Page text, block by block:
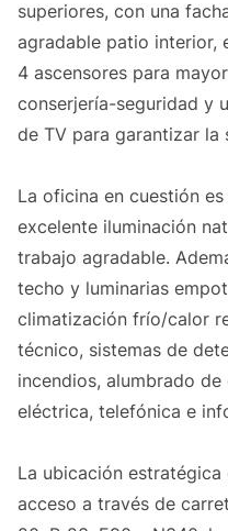
superiores, con una
agradable patio interior,
4 ascensores para
conserjería-seguridad y
de TV para garantizar la
La oficina en cuestión
excelente iluminación
trabajo agradable.
techo y luminarias
climatización frío/calor
técnico, sistemas de
incendios, alumbrado
eléctrica, telefónica e
La ubicación
acceso a través de